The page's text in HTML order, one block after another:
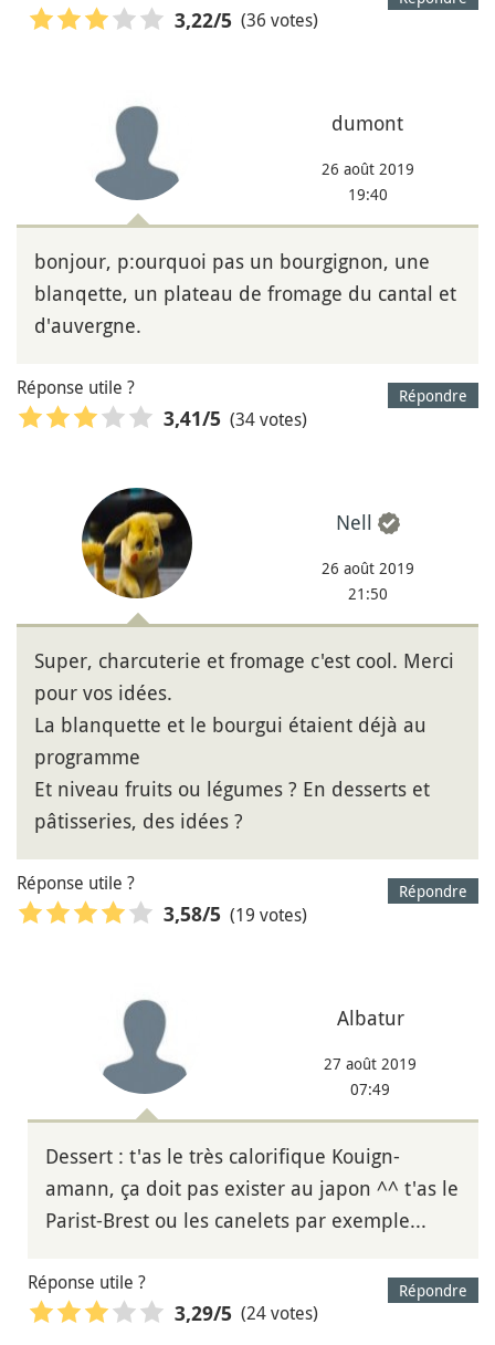
3,22/5 (36 votes)
dumont
26 août 2019
19:40
bonjour, p:ourquoi pas un bourgignon, une
blanqette, un plateau de fromage du cantal et
d'auvergne.
Répondre
Réponse utile ?
3,41/5 (34 votes)
Nell
26 août 2019
21:50
Super, charcuterie et fromage c'est cool. Merci
pour vos idées.
La blanquette et le bourgui étaient déjà au
programme
Et niveau fruits ou légumes ? En desserts et
pâtisseries, des idées ?
Répondre
Réponse utile ?
3,58/5 (19 votes)
Albatur
27 août 2019
07:49
Dessert : t'as le très calorifique Kouign-
amann, ça doit pas exister au japon ^^ t'as le
Parist-Brest ou les canelets par exemple...
Répondre
Réponse utile ?
3,29/5 (24 votes)